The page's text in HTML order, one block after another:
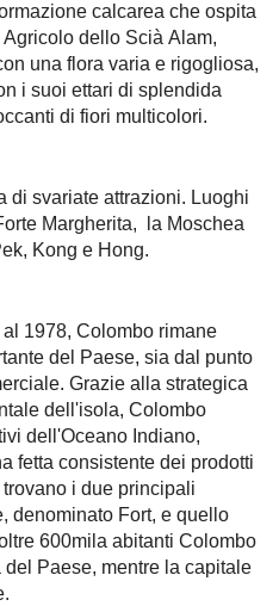
calcarea che ospita
dello Scià Alam,
una flora varia e rigogliosa,
i suoi ettari di splendida
di fiori multicolori.
di svariate attrazioni. Luoghi
Margherita, la Moschea
Kong e Hong.
1978, Colombo rimane
del Paese, sia dal punto
Grazie alla strategica
dell'isola, Colombo
dell'Oceano Indiano,
fetta consistente dei prodotti
i due principali
denominato Fort, e quello
600mila abitanti Colombo
Paese, mentre la capitale